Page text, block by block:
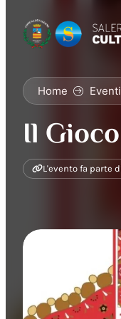
Home Eventi
Il
L'evento fa parte